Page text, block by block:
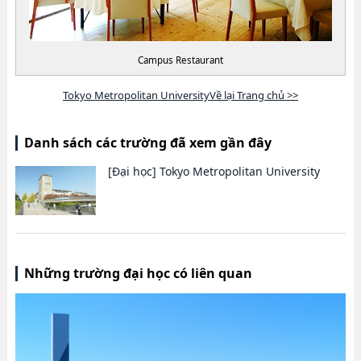
Campus Restaurant
Tokyo Metropolitan UniversityVề lại Trang chủ >>
Danh sách các trường đã xem gần đây
[Đại học] Tokyo Metropolitan University
Những trường đại học có liên quan